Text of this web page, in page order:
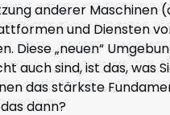
anderer Maschinen
und Diensten
Diese „neuen“
auch sind, ist das,
das stärkste
dann?